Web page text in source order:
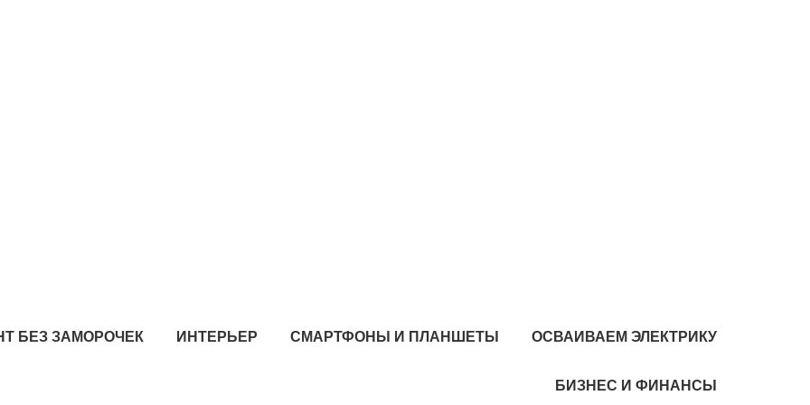
БЕЗ ЗАМОРОЧЕК ИНТЕРЬЕР СМАРТФОНЫ И ПЛАНШЕТЫ ОСВАИВАЕМ ЭЛЕКТРИКУ
БИЗНЕС И ФИНАНСЫ